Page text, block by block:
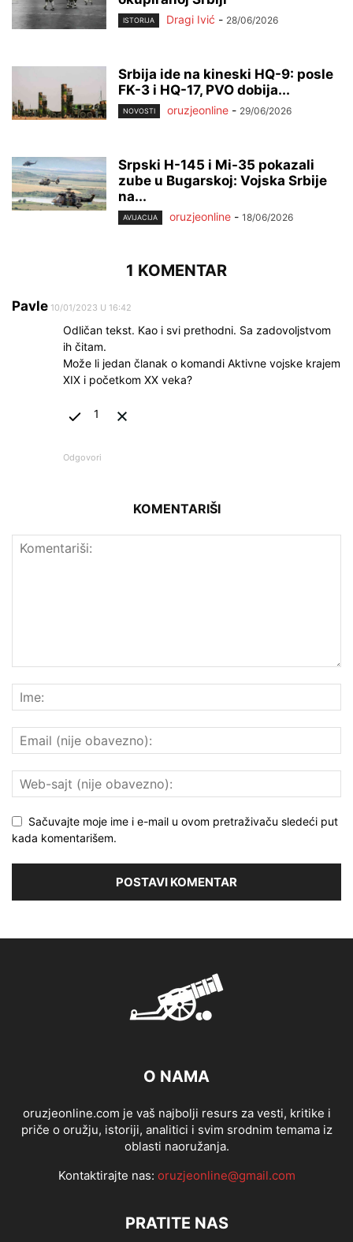
ISTORIJA Dragi Ivić - 28/06/2026
Srbija ide na kineski HQ-9: posle
FK-3 i HQ-17, PVO dobija...
NOVOSTI oruzjeonline - 29/06/2026
Srpski H-145 i Mi-35 pokazali
zube u Bugarskoj: Vojska Srbije
na...
AVIJACIJA oruzjeonline - 18/06/2026
1 KOMENTAR
Pavle 10/01/2023 U 16:42
Odličan tekst. Kao i svi prethodni. Sa zadovoljstvom
ih čitam.
Može li jedan članak o komandi Aktivne vojske krajem
XIX i početkom XX veka?
1
Odgovori
KOMENTARIŠI
Sačuvajte moje ime i e-mail u ovom pretraživaču sledeći put
kada komentarišem.
O NAMA
oruzjeonline.com je vaš najbolji resurs za vesti, kritike i
priče o oružju, istoriji, analitici i svim srodnim temama iz
oblasti naoružanja.
Kontaktirajte nas: oruzjeonline@gmail.com
PRATITE NAS